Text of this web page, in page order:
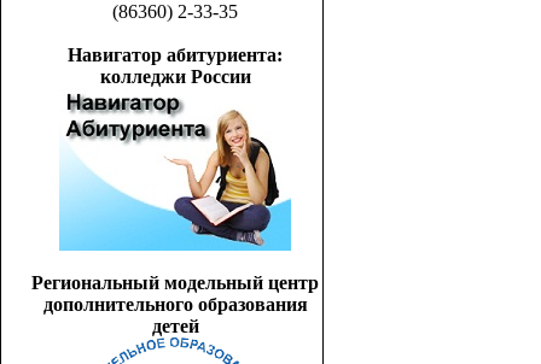
(86360) 2-33-35
Навигатор абитуриента:
колледжи России
Региональный модельный центр
дополнительного образования
детей